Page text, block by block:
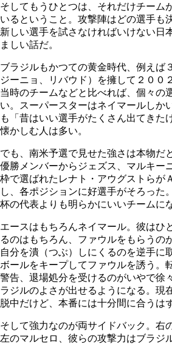
そしてもうひとつは、それだけチーム
いるということ。攻撃陣はどの選手も
新しい選手を試さなければいけない日
ましい話だ。
ブラジルもかつての黄金時代、例えば
ジーニョ、リバウド）を擁して２００
当時のチームなどと比べれば、個々の
い。スーパースターはネイマールしか
も「昔はいい選手がたくさん出てきた
懐かしむ人は多い。
でも、南米予選で見せた強さは本物だ
優勝メンバーからジェズス、マルキー
枠で選ばれたレナト・アウグストらが
し、各ポジションに好選手がそろった
杯の代表よりも明らかにいいチームに
エースはもちろんネイマール。彼はひ
るのはもちろん、ファウルをもらうの
自分を潰（つぶ）しにくるのを逆手に
ボールをキープしてファウルを誘う。
警告、退場処分を受けるのがいやで徐
ラジルのよさが出せるようになる。現
脱中だけど、本番には十分間に合うはず
そして強力なのが両サイドバック。右
左のマルセロ、彼らの攻撃力はブラジ